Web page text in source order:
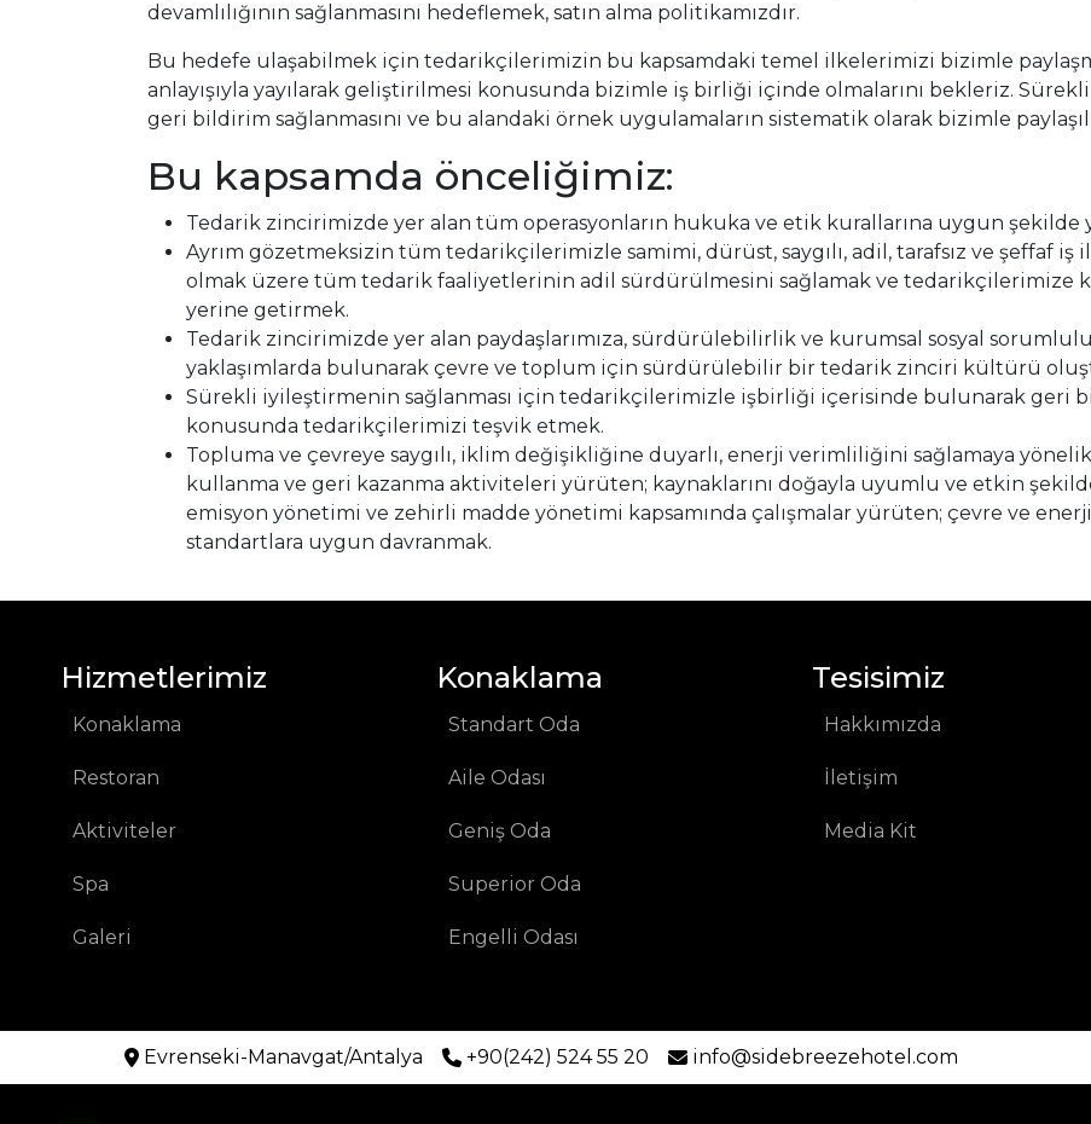
devamlılığının sağlanmasını hedeflemek, satın alma politikamızdır.
Bu hedefe ulaşabilmek için tedarikçilerimizin bu kapsamdaki temel ilkelerimizi bizimle
anlayışıyla yayılarak geliştirilmesi konusunda bizimle iş birliği içinde olmalarını bekleriz.
geri bildirim sağlanmasını ve bu alandaki örnek uygulamaların sistematik olarak bizimle
Bu kapsamda önceliğimiz:
Tedarik zincirimizde yer alan tüm operasyonların hukuka ve etik kurallarına uygun şekilde
Ayrım gözetmeksizin tüm tedarikçilerimizle samimi, dürüst, saygılı, adil, tarafsız ve şeffaf
olmak üzere tüm tedarik faaliyetlerinin adil sürdürülmesini sağlamak ve tedarikçilerimize
yerine getirmek.
Tedarik zincirimizde yer alan paydaşlarımıza, sürdürülebilirlik ve kurumsal sosyal
yaklaşımlarda bulunarak çevre ve toplum için sürdürülebilir bir tedarik zinciri kültürü
Sürekli iyileştirmenin sağlanması için tedarikçilerimizle işbirliği içerisinde bulunarak geri
konusunda tedarikçilerimizi teşvik etmek.
Topluma ve çevreye saygılı, iklim değişikliğine duyarlı, enerji verimliliğini sağlamaya
kullanma ve geri kazanma aktiviteleri yürüten; kaynaklarını doğayla uyumlu ve etkin
emisyon yönetimi ve zehirli madde yönetimi kapsamında çalışmalar yürüten; çevre ve
standartlara uygun davranmak.
Hizmetlerimiz
Konaklama
Restoran
Aktiviteler
Spa
Galeri
Konaklama
Standart Oda
Aile Odası
Geniş Oda
Superior Oda
Engelli Odası
Tesisimiz
Hakkımızda
İletişim
Media Kit
Evrenseki-Manavgat/Antalya +90(242) 524 55 20 info@sidebreezehotel.com